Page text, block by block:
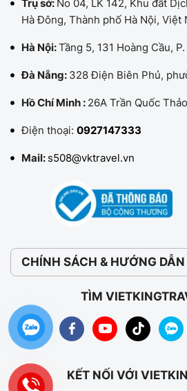
Trụ sở: No 04, LK 142, Khu đất
Hà Đông, Thành phố Hà Nội, Việt
Hà Nội:Tầng 5, 131 Hoàng Cầu,
Đà Nẵng: 328 Điện Biên Phủ,
Hồ Chí Minh : 26A Trần Quốc
Điện thoại: 0927147333
Mail: s508@vktravel.vn
CHÍNH SÁCH & HƯỚNG DẪN
TÌM
KẾT NỐI VỚI